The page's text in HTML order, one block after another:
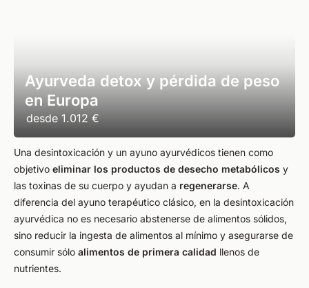
Ayurveda detox y pérdida de peso
en Europa
desde 1.012 €
Una desintoxicación y un ayuno ayurvédicos tienen como
objetivo eliminar los productos de desecho metabólicos y
las toxinas de su cuerpo y ayudan a regenerarse. A
diferencia del ayuno terapéutico clásico, en la desintoxicación
ayurvédica no es necesario abstenerse de alimentos sólidos,
sino reducir la ingesta de alimentos al mínimo y asegurarse de
consumir sólo alimentos de primera calidad llenos de
nutrientes.